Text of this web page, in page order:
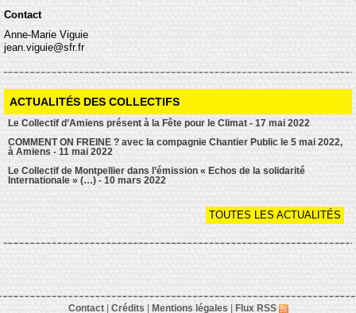
Contact
Anne-Marie Viguie
jean.viguie@sfr.fr
ACTUALITÉS DES COLLECTIFS
Le Collectif d’Amiens présent à la Fête pour le Climat - 17 mai 2022
COMMENT ON FREINE ? avec la compagnie Chantier Public le 5 mai 2022,
à Amiens - 11 mai 2022
Le Collectif de Montpellier dans l’émission « Echos de la solidarité
Internationale » (…) - 10 mars 2022
TOUTES LES ACTUALITÉS
Contact| Crédits Mentions légales Flux RSS